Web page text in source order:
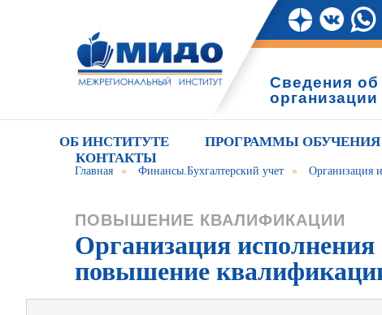
Сведения об
организации
ОБ ИНСТИТУТЕ ПРОГРАММЫ ОБУЧЕНИЯ
КОНТАКТЫ
Главная » Финансы.Бухгалтерский учет » Организация
ПОВЫШЕНИЕ КВАЛИФИКАЦИИ
Организация
повышение